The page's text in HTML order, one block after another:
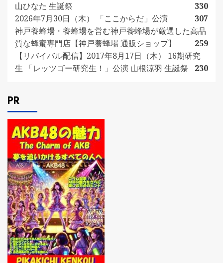
山ひなた 生誕祭
330
2026年7月30日（木） 「ここからだ」公演
307
神戸養蜂場・養蜂場を営む神戸養蜂場が厳選した高品
質な蜂蜜専門店【神戸養蜂場 通販ショップ】
259
【リバイバル配信】2017年8月17日（木） 16期研究
生 「レッツゴー研究生！」公演 山根涼羽 生誕祭
230
PR